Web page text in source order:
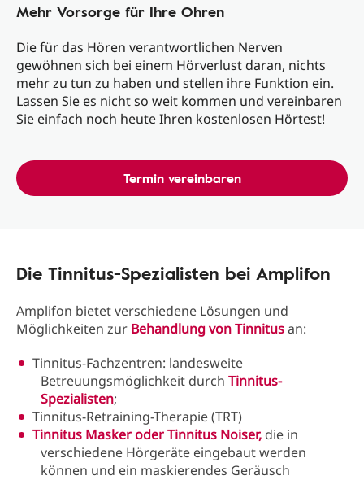
Mehr Vorsorge für Ihre Ohren
Die für das Hören verantwortlichen Nerven
gewöhnen sich bei einem Hörverlust daran, nichts
mehr zu tun zu haben und stellen ihre Funktion ein.
Lassen Sie es nicht so weit kommen und vereinbaren
Sie einfach noch heute Ihren kostenlosen Hörtest!
Termin vereinbaren
Die Tinnitus-Spezialisten bei Amplifon
Amplifon bietet verschiedene Lösungen und
Möglichkeiten zur Behandlung von Tinnitusan:
Tinnitus-Fachzentren: landesweite
Betreuungsmöglichkeit durch Tinnitus-
Spezialisten;
Tinnitus-Retraining-Therapie (TRT)
Tinnitus Masker oder Tinnitus Noiser, die in
verschiedene Hörgeräte eingebaut werden
können und ein maskierendes Geräusch